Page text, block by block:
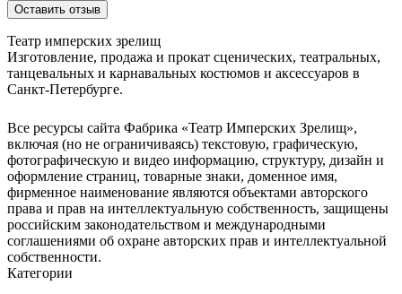
Оставить отзыв
Театр имперских зрелищ
Изготовление, продажа и прокат сценических, театральных,
танцевальных и карнавальных костюмов и аксессуаров в
Санкт-Петербурге.
Все ресурсы сайта Фабрика «Театр Имперских Зрелищ»,
включая (но не ограничиваясь) текстовую, графическую,
фотографическую и видео информацию, структуру, дизайн и
оформление страниц, товарные знаки, доменное имя,
фирменное наименование являются объектами авторского
права и прав на интеллектуальную собственность, защищены
российским законодательством и международными
соглашениями об охране авторских прав и интеллектуальной
собственности.
Категории